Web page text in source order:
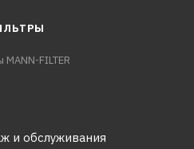
FILTER
и обслуживания